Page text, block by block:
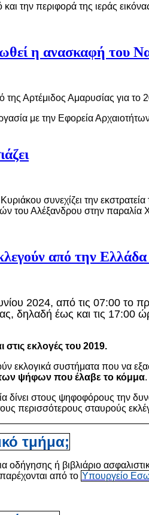
την περιφορά της ιεράς
η ανασκαφή του
ό της Αρτέμιδος Αμαρυσίας για το
ασία με την ΕφορείαΑρχαιοτή
συνεχίζει την
Αλέξανδρου στην παραλία
από την Ελλάδα
2024, από τις 07:00 το
δηλαδή έως και τις
εκλογές του 2019.
εκλογικά συστήματα που να
ψήφων που έλαβε το κόμμα.
δίνει στους ψηφοφόρους την
περισσότερους σταυρούς
τμήμα;
οδήγησης ή βιβλιάριο
από το Υπουργείο